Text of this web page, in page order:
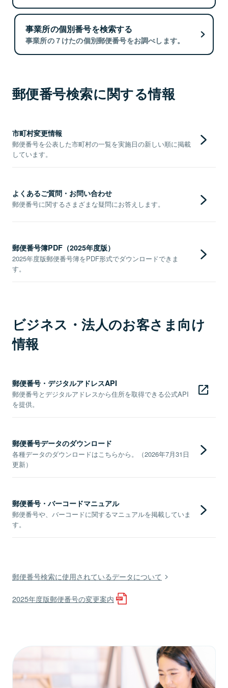
事業所の個別番号を検索する
事業所の７けたの個別郵便番号をお調べします。
郵便番号検索に関する情報
市町村変更情報
郵便番号を公表した市町村の一覧を実施日の新しい順に掲載
しています。
よくあるご質問・お問い合わせ
郵便番号に関するさまざまな疑問にお答えします。
郵便番号簿PDF（2025年度版）
2025年度版郵便番号簿をPDF形式でダウンロードできま
す。
ビジネス・法人のお客さま向け
情報
郵便番号・デジタルアドレスAPI
郵便番号とデジタルアドレスから住所を取得できる公式API
を提供。
郵便番号データのダウンロード
各種データのダウンロードはこちらから。（2026年7月31日
更新）
郵便番号・バーコードマニュアル
郵便番号や、バーコードに関するマニュアルを掲載していま
す。
郵便番号検索に使用されているデータについて
2025年度版郵便番号の変更案内